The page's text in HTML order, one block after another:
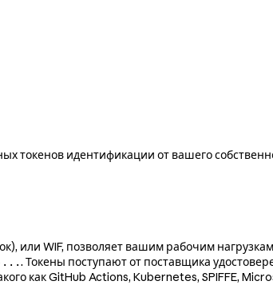
токенов идентификации от вашего
или WIF, позволяет вашим рабочим
.... Токены поступают от поставщика
как GitHub Actions, Kubernetes, SPIFFE,